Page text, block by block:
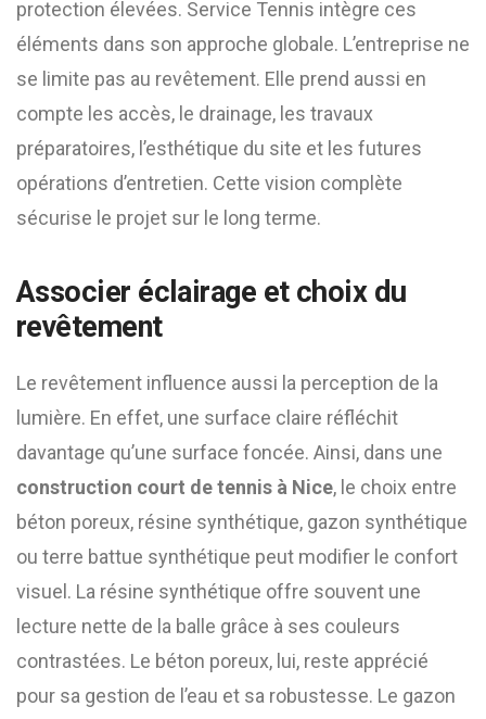
protection élevées. Service Tennis intègre ces
éléments dans son approche globale. L’entreprise ne
se limite pas au revêtement. Elle prend aussi en
compte les accès, le drainage, les travaux
préparatoires, l’esthétique du site et les futures
opérations d’entretien. Cette vision complète
sécurise le projet sur le long terme.
Associer éclairage et choix du
revêtement
Le revêtement influence aussi la perception de la
lumière. En effet, une surface claire réfléchit
davantage qu’une surface foncée. Ainsi, dans une
construction court de tennis à Nice, le choix entre
béton poreux, résine synthétique, gazon synthétique
ou terre battue synthétique peut modifier le confort
visuel. La résine synthétique offre souvent une
lecture nette de la balle grâce à ses couleurs
contrastées. Le béton poreux, lui, reste apprécié
pour sa gestion de l’eau et sa robustesse. Le gazon